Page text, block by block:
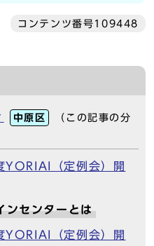
コンテンツ番号109448
中原区
（この記事の分
（定例会）開
ンセンターとは
（定例会）開